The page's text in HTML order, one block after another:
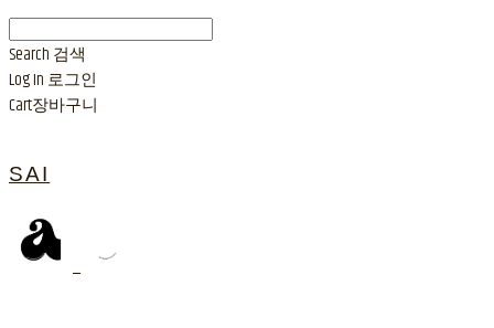
Search 검색
Log In 로그인
Cart장바구니
SAI